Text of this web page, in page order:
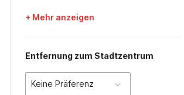
+ Mehr anzeigen
Entfernung zum Stadtzentrum
Keine Präferenz